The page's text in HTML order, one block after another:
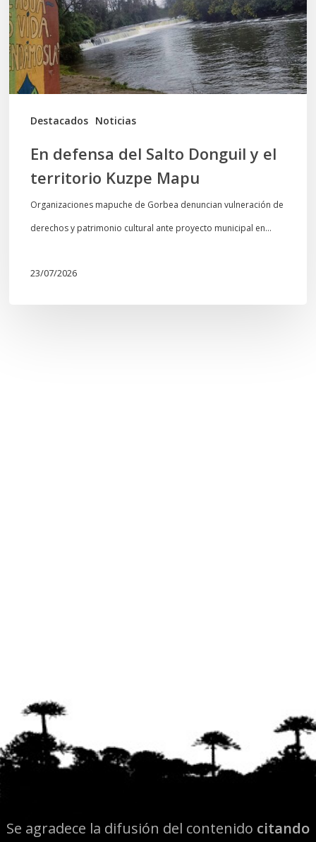
Destacados Noticias
y
el
territorio
Kuzpe
Mapu
En defensa del Salto Donguil y el
territorio Kuzpe Mapu
Organizaciones mapuche de Gorbea denuncian vulneración de
derechos y patrimonio cultural ante proyecto municipal en…
23/07/2026
Se agradece la difusión del contenido citando